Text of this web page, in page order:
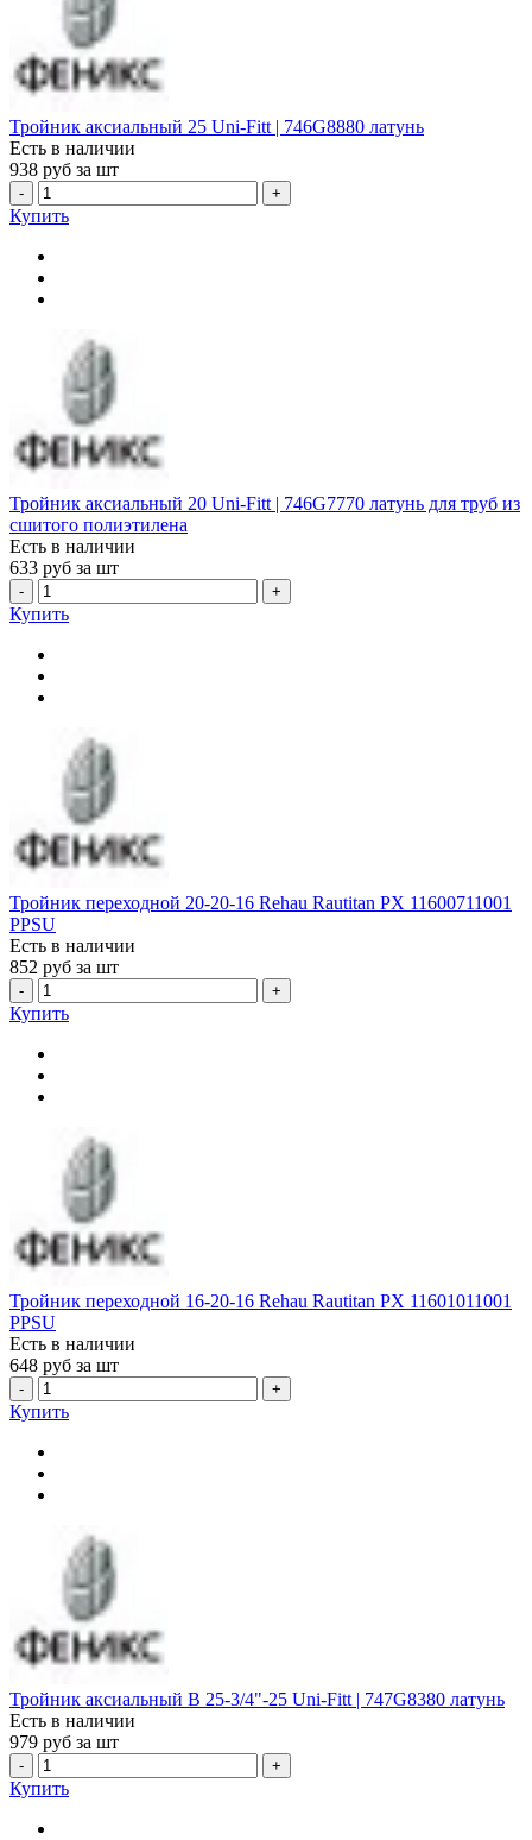
Тройник аксиальный 25 Uni-Fitt | 746G8880 латунь
Есть в наличии
938 руб за шт
- +
Купить
Тройник аксиальный 20 Uni-Fitt | 746G7770 латунь для труб из
сшитого полиэтилена
Есть в наличии
633 руб за шт
- +
Купить
Тройник переходной 20-20-16 Rehau Rautitan PX 11600711001
PPSU
Есть в наличии
852 руб за шт
- +
Купить
Тройник переходной 16-20-16 Rehau Rautitan PX 11601011001
PPSU
Есть в наличии
648 руб за шт
- +
Купить
Тройник аксиальный В 25-3/4"-25 Uni-Fitt | 747G8380 латунь
Есть в наличии
979 руб за шт
- +
Купить